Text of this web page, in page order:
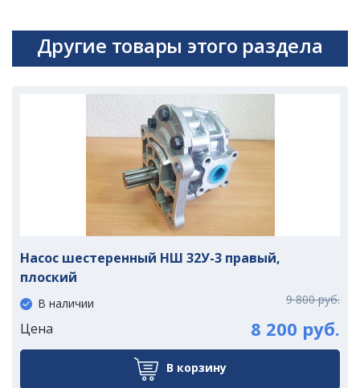
Другие товары этого раздела
Насос шестеренный НШ 32У-3 правый,
плоский
В наличии 9 800 руб.
Цена 8 200 руб.
В корзину